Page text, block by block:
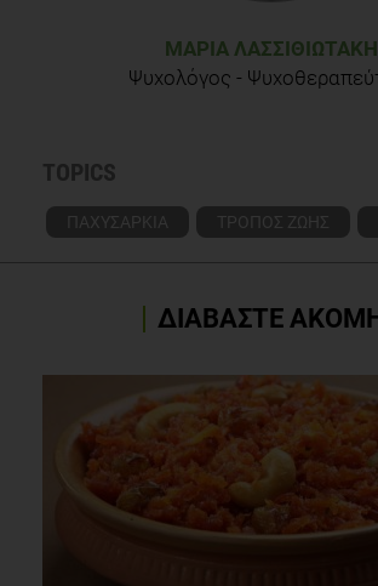
ΜΑΡΊΑ ΛΑΣΣΙΘΙΩΤΆΚΗ
Ψυχολόγος -
TOPICS
ΠΑΧΥΣΑΡΚΙΑ ΤΡΟΠΟΣ ΖΩΗΣ
ΔΙΑΒΑΣΤΕ